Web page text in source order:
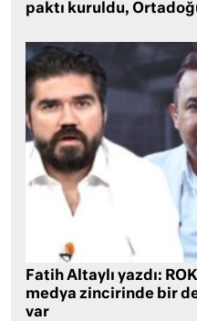
paktı kuruldu,
Fatih Altaylı yazdı:
medya zincirinde bir
var